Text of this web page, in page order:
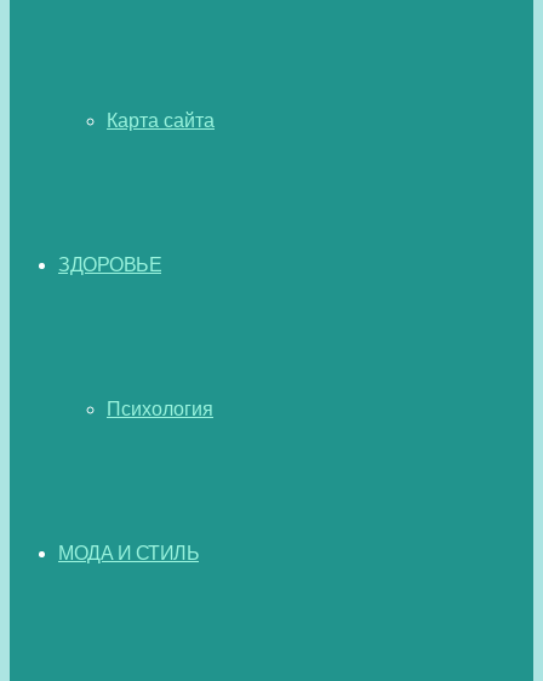
Карта сайта
ЗДОРОВЬЕ
Психология
МОДА И СТИЛЬ